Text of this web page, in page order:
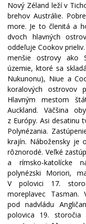
Nový Zéland leží v
brehov Austrálie.
more. Je to členitá a
dvoch hlavných
oddeľuje Cookov
menšie ostrovy ako
územie, ktoré sa
Nukunonu), Niue a
koralových ostrovov
Hlavným mestom
Auckland. Väčšina
z Európy. Asi desatinu
Polynézania.
krajín. Nábožensky je
rôznorodé. Veľké
a rímsko-katolícke
polynézski Moriori,
V polovici 17.
moreplavec
pod nadvládu
polovica 19. storočia